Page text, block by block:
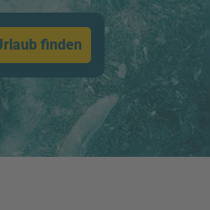
finden